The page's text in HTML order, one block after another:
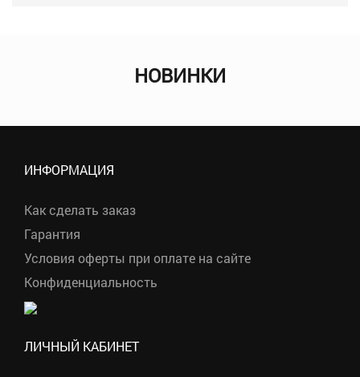
НОВИНКИ
ИНФОРМАЦИЯ
Как сделать заказ
Гарантия
Условия оферты при оплате на сайте
Конфиденциальность
ЛИЧНЫЙ КАБИНЕТ